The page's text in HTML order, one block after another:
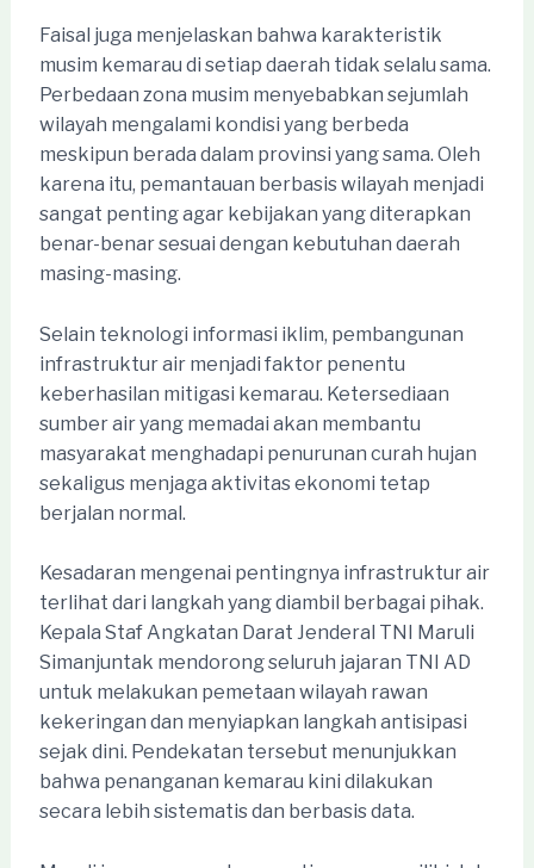
Faisal juga menjelaskan bahwa karakteristik
musim kemarau di setiap daerah tidak selalu sama.
Perbedaan zona musim menyebabkan sejumlah
wilayah mengalami kondisi yang berbeda
meskipun berada dalam provinsi yang sama. Oleh
karena itu, pemantauan berbasis wilayah menjadi
sangat penting agar kebijakan yang diterapkan
benar-benar sesuai dengan kebutuhan daerah
masing-masing.
Selain teknologi informasi iklim, pembangunan
infrastruktur air menjadi faktor penentu
keberhasilan mitigasi kemarau. Ketersediaan
sumber air yang memadai akan membantu
masyarakat menghadapi penurunan curah hujan
sekaligus menjaga aktivitas ekonomi tetap
berjalan normal.
Kesadaran mengenai pentingnya infrastruktur air
terlihat dari langkah yang diambil berbagai pihak.
Kepala Staf Angkatan Darat Jenderal TNI Maruli
Simanjuntak mendorong seluruh jajaran TNI AD
untuk melakukan pemetaan wilayah rawan
kekeringan dan menyiapkan langkah antisipasi
sejak dini. Pendekatan tersebut menunjukkan
bahwa penanganan kemarau kini dilakukan
secara lebih sistematis dan berbasis data.